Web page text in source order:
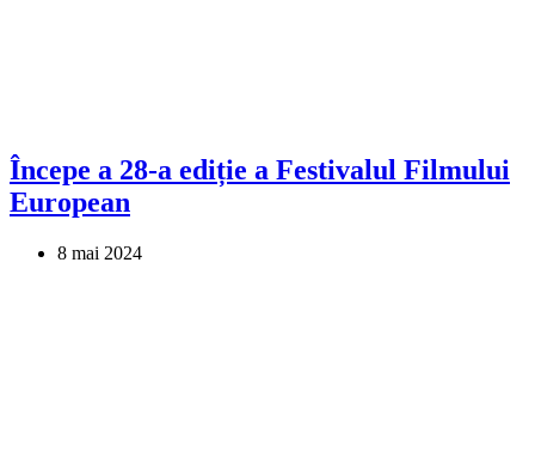
Începe a 28-a ediție a Festivalul Filmului
European
8 mai 2024